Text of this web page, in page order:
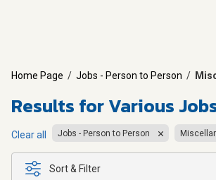
Home Page / Jobs - Person to Person /
Results forVarious
Clear all Jobs - Person to Person
Sort & Filter